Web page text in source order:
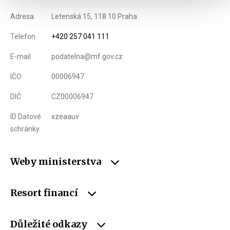
Adresa Letenská 15, 118 10 Praha
Telefon +420 257 041 111
E-mail podatelna@mf.gov.cz
IČO 00006947
DIČ CZ00006947
ID Datové
schránky
xzeaauv
Weby ministerstva
Resort financí
Důležité odkazy